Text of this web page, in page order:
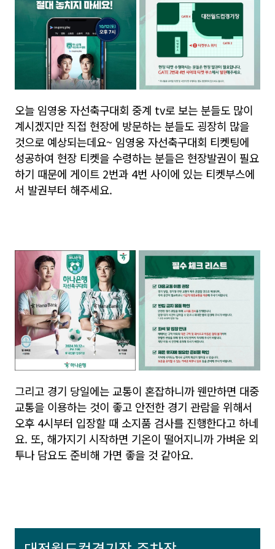
오늘 임영웅 자선축구대회 중계 tv로 보는 분들도 많이
계시겠지만 직접 현장에 방문하는 분들도 굉장히 많을
것으로 예상되는데요~ 임영웅 자선축구대회 티켓팅에
성공하여 현장 티켓을 수령하는 분들은 현장발권이 필요
하기 때문에 게이트 2번과 4번 사이에 있는 티켓부스에
서 발권부터 해주세요.
그리고 경기 당일에는 교통이 혼잡하니까 웬만하면 대중
교통을 이용하는 것이 좋고 안전한 경기 관람을 위해서
오후 4시부터 입장할 때 소지품 검사를 진행한다고 하네
요. 또, 해가지기 시작하면 기온이 떨어지니까 가벼운 외
투나 담요도 준비해 가면 좋을 것 같아요.